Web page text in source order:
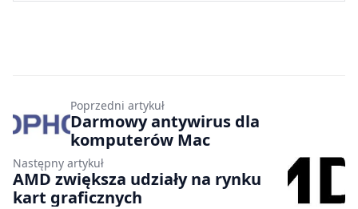
Poprzedni artykuł
Darmowy antywirus dla
komputerów Mac
Następny artykuł
AMD zwiększa udziały na rynku
kart graficznych